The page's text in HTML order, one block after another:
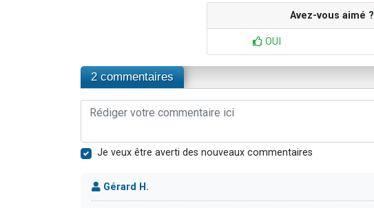
Avez-vous aimé ?
OUI
2 commentaires
Je veux être averti des nouveaux commentaires
Gérard H.